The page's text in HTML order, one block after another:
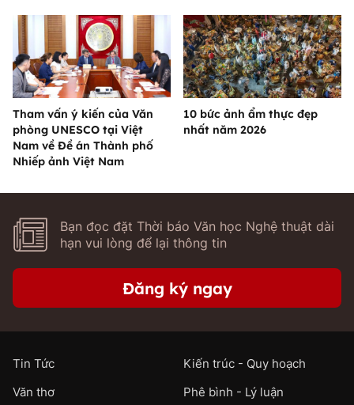
Tham vấn ý kiến của Văn
phòng UNESCO tại Việt
Nam về Đề án Thành phố
Nhiếp ảnh Việt Nam
10 bức ảnh ẩm thực đẹp
nhất năm 2026
Bạn đọc đặt Thời báo Văn học Nghệ thuật dài
hạn vui lòng để lại thông tin
Đăng ký ngay
Tin Tức
Kiến trúc - Quy hoạch
Văn thơ
Phê bình - Lý luận